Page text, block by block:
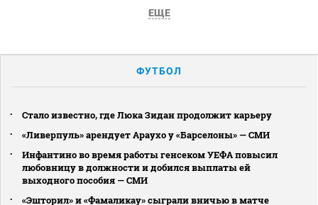
ЕЩЕ
ФУТБОЛ
Стало известно, где Люка Зидан продолжит карьеру
«Ливерпуль» арендует Араухо у «Барселоны» — СМИ
Инфантино во время работы генсеком УЕФА повысил
любовницу в должности и добился выплаты ей
выходного пособия — СМИ
«Эшторил» и «Фамаликау» сыграли вничью в матче